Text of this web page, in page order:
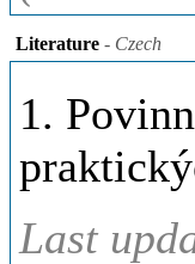
Literature - Czech
1.
Last